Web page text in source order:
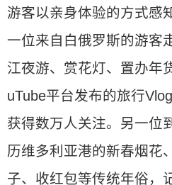
游客以亲身体验的方式感
一位来自白俄罗斯的游客
江夜游、赏花灯、置办年
uTube平台发布的旅行
获得数万人关注。另一位
历维多利亚港的新春烟花
子、收红包等传统年俗，